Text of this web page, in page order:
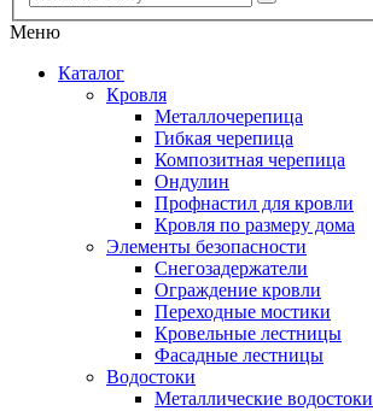
Меню
Каталог
Кровля
Металлочерепица
Гибкая черепица
Композитная черепица
Ондулин
Профнастил для кровли
Кровля по размеру дома
Элементы безопасности
Снегозадержатели
Ограждение кровли
Переходные мостики
Кровельные лестницы
Фасадные лестницы
Водостоки
Металлические водостоки